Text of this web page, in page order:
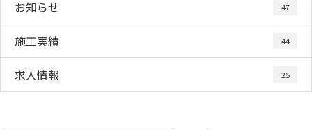
お知らせ 47
施工実績 44
求人情報 25